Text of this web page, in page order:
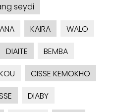
seydi
KAIRA
WALO
DIAITE
BEMBA
CISSE KEMOKHO
DIABY